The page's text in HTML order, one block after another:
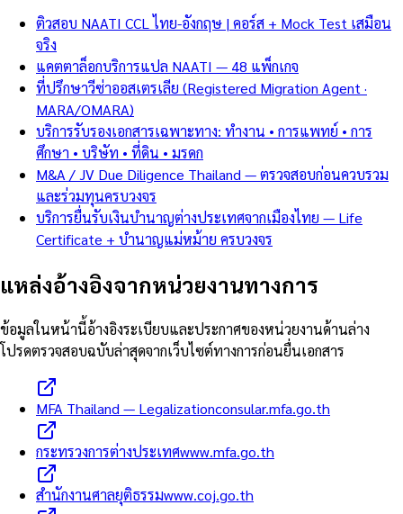
ติวสอบ NAATI CCL ไทย-อังกฤษ | คอร์ส + Mock Test เสมือน
จริง
แคตตาล็อกบริการแปล NAATI — 48 แพ็กเกจ
ที่ปรึกษาวีซ่าออสเตรเลีย (Registered Migration Agent ·
MARA/OMARA)
บริการรับรองเอกสารเฉพาะทาง: ทำงาน • การแพทย์ • การ
ศึกษา • บริษัท • ที่ดิน • มรดก
M&A / JV Due Diligence Thailand — ตรวจสอบก่อนควบรวม
และร่วมทุนครบวงจร
บริการยื่นรับเงินบำนาญต่างประเทศจากเมืองไทย — Life
Certificate + บำนาญแม่หม้าย ครบวงจร
แหล่งอ้างอิงจากหน่วยงานทางการ
ข้อมูลในหน้านี้อ้างอิงระเบียบและประกาศของหน่วยงานด้านล่าง
โปรดตรวจสอบฉบับล่าสุดจากเว็บไซต์ทางการก่อนยื่นเอกสาร
MFA Thailand — Legalizationconsular.mfa.go.th
กระทรวงการต่างประเทศwww.mfa.go.th
สำนักงานศาลยุติธรรมwww.coj.go.th